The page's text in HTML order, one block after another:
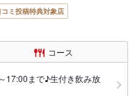
コミ投稿特典対象店
コース
17:00まで♪生付き飲み放